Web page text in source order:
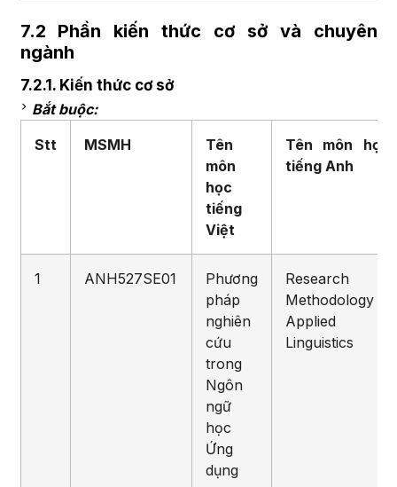
7.2
Phần kiến thức cơ sở và chuyên
ngành
7.2.1. Kiến thức cơ sở
Bắt buộc:
Stt
MSMH
Tên
môn
học
tiếng
Việt
Tên môn học
tiếng Anh
1 ANH527SE01
Phương
pháp
nghiên
cứu
trong
Ngôn
ngữ
học
Ứng
dụng
Research
Methodology in
Applied
Linguistics